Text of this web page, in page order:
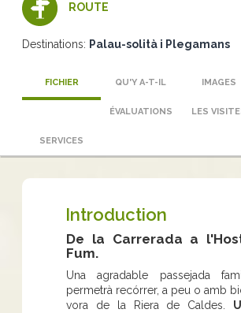
ROUTE
Destinations: Palau-solità i Plegamans
FICHIER QU'Y A-T-IL IMAGES
ÉVALUATIONS LES
SERVICES
Introduction
De la Carrerada a
Fum.
Una agradable passejada
permetrà recórrer, a peu o amb
vora de la Riera de Caldes.